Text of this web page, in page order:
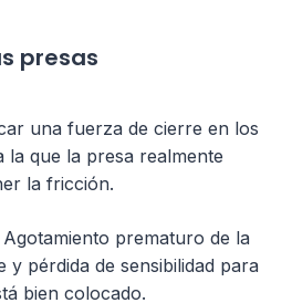
presas
una fuerza de cierre en los
la que la presa realmente
la fricción.
Agotamiento prematuro de la
y pérdida de sensibilidad para
bien colocado.